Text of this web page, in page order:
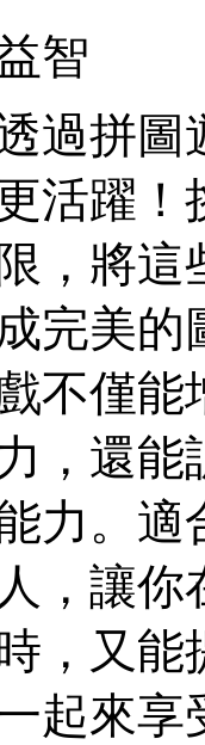
智
過拼圖
活躍！
，將這
完美的
不僅能
，還能
力。適
人，讓
，又能
起來享